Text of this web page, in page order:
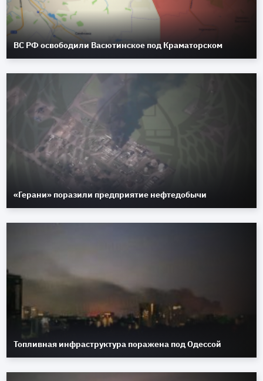
ВС РФ освободили Васютинское под Краматорском
«Герани» поразили предприятие нефтедобычи
Топливная инфраструктура поражена под Одессой